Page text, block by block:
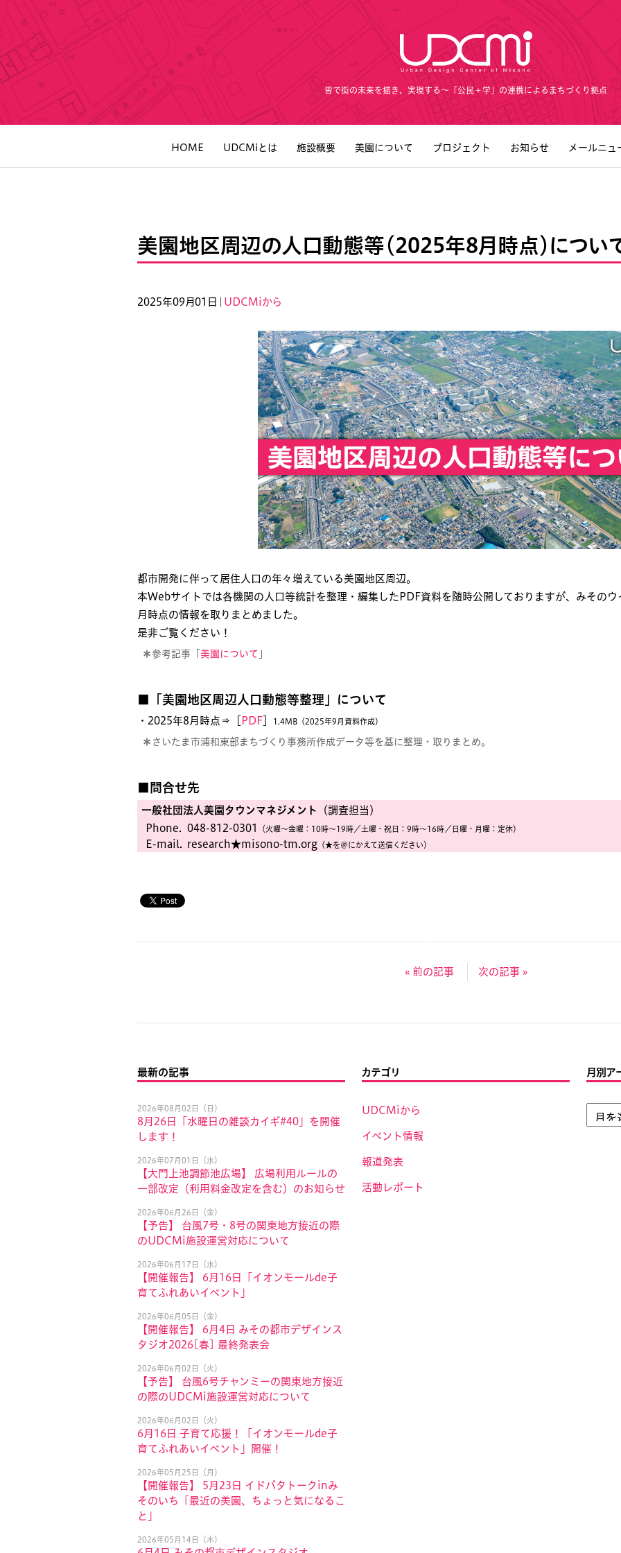
皆で街の未来を描き、実現する～「公民＋学」の連携によるまちづくり拠点
HOME UDCMiとは 施設概要 美園について プロジェクト お知らせ メールニュ
美園地区周辺の人口動態等（2025年8月時点）につい
2025年09月01日｜ UDCMiから
都市開発に伴って居住人口の年々増えている美園地区周辺。
本Webサイトでは各機関の人口等統計を整理・編集したPDF資料を随時公開しておりますが、みその
月時点の情報を取りまとめました。
是非ご覧ください！
＊ 参考記事「 美園について
■「美園地区周辺人口動態等整理」について
・2025年8月時点⇒［ PDF 1.4MB（2025年9月資料作成）
＊ さいたま市浦和東部まちづくり事務所作成データ等を基に整理・取りまとめ。
■問合せ先
一般社団法人美園タウンマネジメント
（調査担当）
Phone. 048-812-0301 （火曜〜金曜：10時〜19時／土曜・祝日：9時〜16時／日曜・月曜：定休）
E-mail. research★misono-tm.org （★を＠にかえて送信ください）
« 前の記事 次の記事 »
最新の記事
2026年08月02日（日）
8月26日「水曜日の雑談カイギ#40」を開催
します！
2026年07月01日（水）
【大門上池調節池広場】 広場利用ルールの
一部改定（利用料金改定を含む）のお知らせ
2026年06月26日（金）
【予告】 台風7号・8号の関東地方接近の際
のUDCMi施設運営対応について
2026年06月17日（水）
【開催報告】 6月16日「イオンモールde子
育てふれあいイベント」
2026年06月05日（金）
【開催報告】 6月4日 みその都市デザインス
タジオ2026[春] 最終発表会
2026年06月02日（火）
【予告】 台風6号チャンミーの関東地方接近
の際のUDCMi施設運営対応について
2026年06月02日（火）
6月16日 子育て応援！「イオンモールde子
育てふれあいイベント」開催！
2026年05月25日（月）
【開催報告】 5月23日 イドバタトークinみ
そのいち「最近の美園、ちょっと気になるこ
と」
2026年05月14日（木）
カテゴリ
UDCMiから
イベント情報
報道発表
活動レポート
月別ア